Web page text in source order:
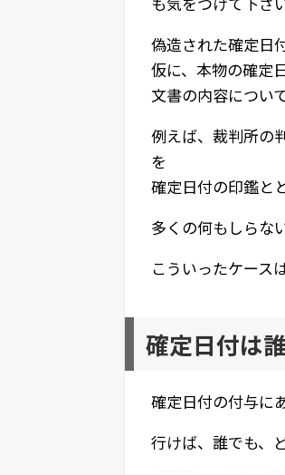
偽造された確定日
仮に、本物の確定
文書の内容につい
例えば、裁判所の
を
確定日付の印鑑と
多くの何もしらな
こういったケース
確定日付は
確定日付の付与に
行けば、誰でも、